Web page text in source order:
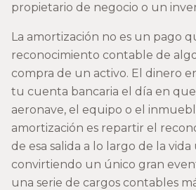
propietario de negocio o un
La amortización no es un pago
reconocimiento contable de
compra de un activo. El dinero
tu cuenta bancaria el día en
aeronave, el equipo o el
amortización es repartir el
de esa salida a lo largo de la
convirtiendo un único gran
una serie de cargos contables